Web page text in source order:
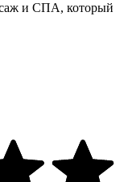
и СПА, который